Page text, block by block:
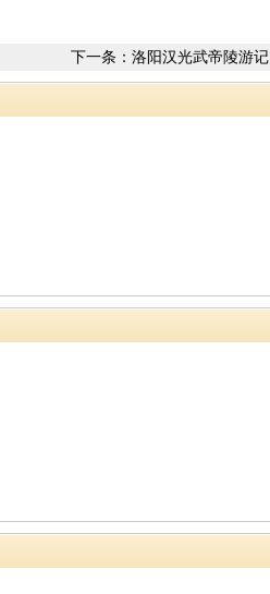
下一条： 洛阳汉光武帝陵游记